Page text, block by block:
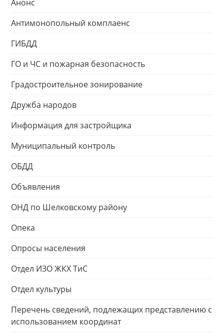
Анонс
Антимонопольный комплаенс
ГИБДД
ГО и ЧС и пожарная безопасность
Градостроительное зонирование
Дружба народов
Информация для застройщика
Муниципальный контроль
ОБДД
Объявления
ОНД по Шелковскому району
Опека
Опросы населения
Отдел ИЗО ЖКХ ТиС
Отдел культуры
Перечень сведений, подлежащих представлению с
использованием координат